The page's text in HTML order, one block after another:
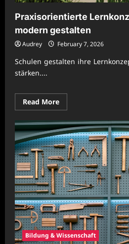
Praxisorientierte
modern gestalten
Audrey February 7, 2026
Schulen gestalten ihre
stärken....
Read MoreRead
more
Praxisorientierte
Lernkonzepte
für
Schulen
modern
gestalten
Bildung & Wissenschaft